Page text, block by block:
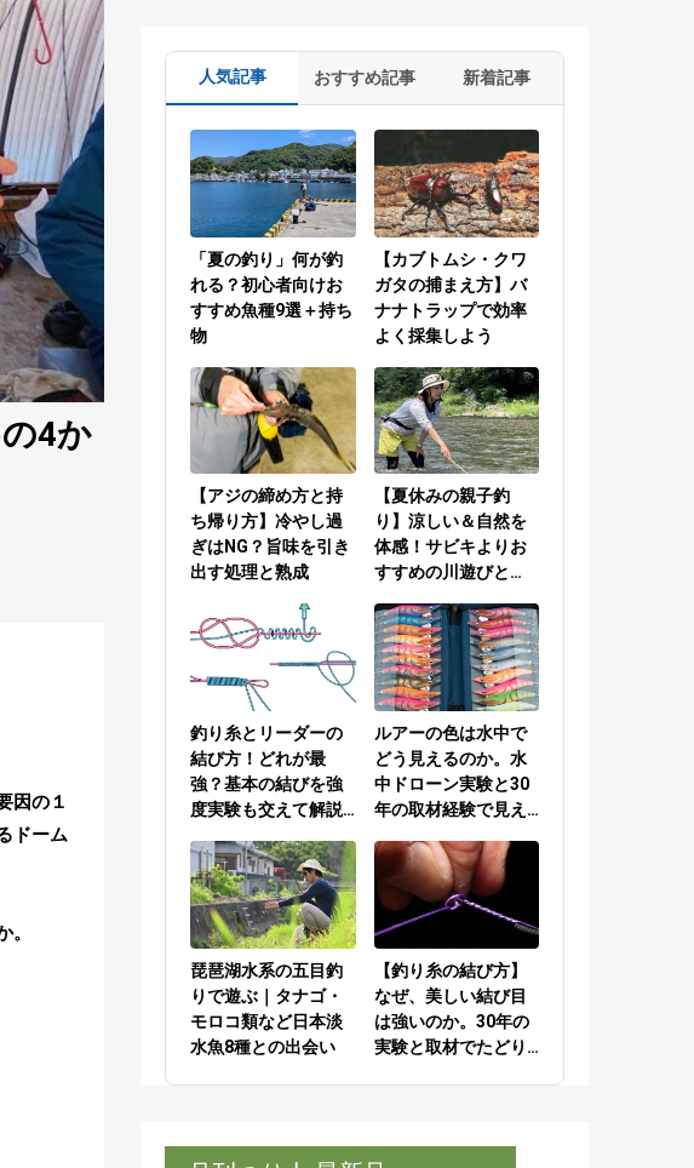
4か
因の１
ドーム
人気記事 おすすめ記事 新着記事
「夏の釣り」何が釣
れる？初心者向けお
すすめ魚種9選＋持ち
物
【カブトムシ・クワ
ガタの捕まえ方】バ
ナナトラップで効率
よく採集しよう
【アジの締め方と持
ち帰り方】冷やし過
ぎはNG？旨味を引き
出す処理と熟成
【夏休みの親子釣
り】涼しい＆自然を
体感！サビキよりお
すすめの川遊びと
釣り糸とリーダーの
結び方！どれが最
強？基本の結びを強
度実験も交えて解説
ーの結び方編
ルアーの色は水中で
どう見えるのか。水
中ドローン実験と30
年の取材経験で見え
琵琶湖水系の五目釣
りで遊ぶ｜タナゴ・
モロコ類など日本淡
水魚8種との出会い
【釣り糸の結び方】
なぜ、美しい結び目
は強いのか。30年の
実験と取材でたどり